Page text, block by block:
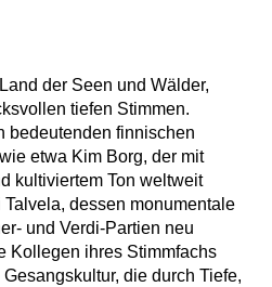
der Seen und Wälder,
tiefen Stimmen.
bedeutenden finnischen
etwa Kim Borg, der mit
kultiviertem Ton weltweit
dessen monumentale
und Verdi-Partien neu
Kollegen ihres Stimmfachs
die durch Tiefe,